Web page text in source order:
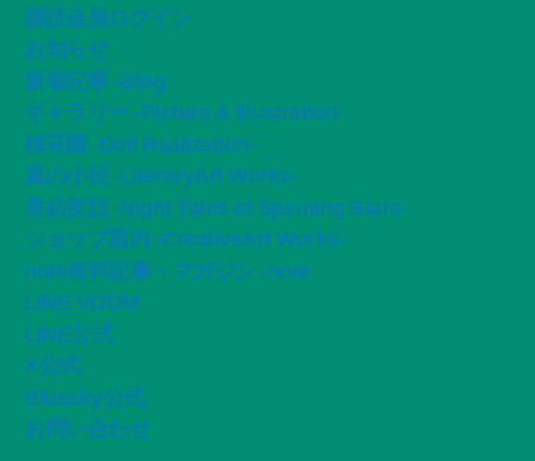
購読会員ログイン
お知らせ
新着記事 -Blog-
ギャラリー -Picture & Illustration-
桜荘園 -Doll Realization-
風の小径 -LiteraryArt Works-
星紡夜話 -Night Tales of Spinning Stars-
ショップ案内 -CreativeArt Works-
note有料記事・マガジン -note
LINE VOOM
LINE公式
X公式
Bluesky公式
お問い合わせ